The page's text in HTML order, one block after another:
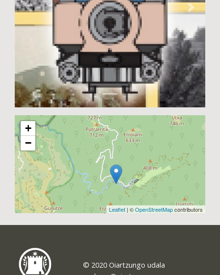
Previous Next
+
−
Leaflet | ©OpenStreetMapcontributors
© 2020 Oiartzungo udala